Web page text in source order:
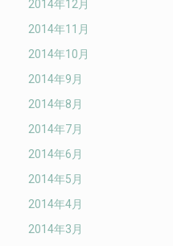
2014年12月
2014年11月
2014年10月
2014年9月
2014年8月
2014年7月
2014年6月
2014年5月
2014年4月
2014年3月